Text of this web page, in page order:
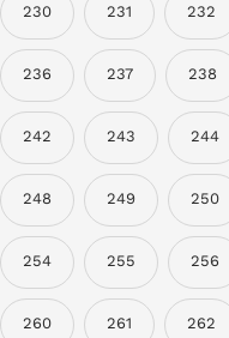
230 231 232
236 237 238
242 243 244
248 249 250
254 255 256
260 261 262